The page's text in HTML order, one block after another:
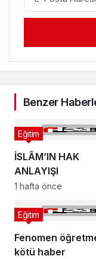
Benzer
İSLÂM’IN HAK
ANLAYIŞI
Eğitim
1 hafta önce
Fenomen
kötü haber
Eğitim